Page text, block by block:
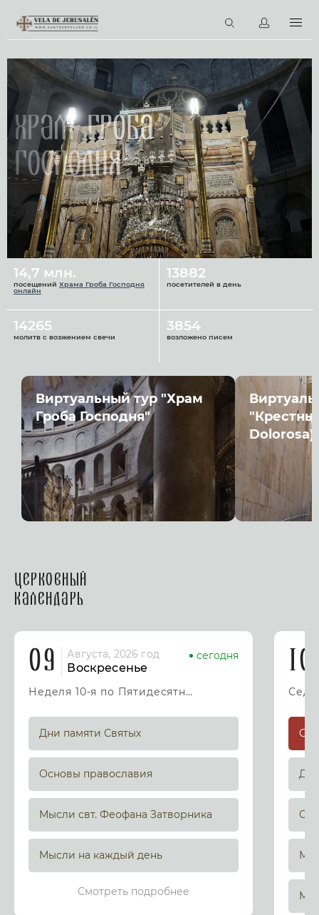
Виртуальные туры
Библиотека
Наши святыни
Новости
Церковный календарь
RU
Храм Гроба
Господня
14,7 млн.
посещений Храма Гроба Господня
онлайн
13882
посетителей в день
14265
молитв с возжением свечи
3854
возложено писем
Виртуальный тур "Храм
Гроба Господня"
Dolorosa)"
Церковный
календарь
09 Августа, 2026 год
Воскресенье
сегодня
Неделя 10-я по Пятидесятнице
Дни памяти Святых
Основы православия
Мысли свт. Феофана Затворника
Мысли на каждый день
Смотреть подробнее
10